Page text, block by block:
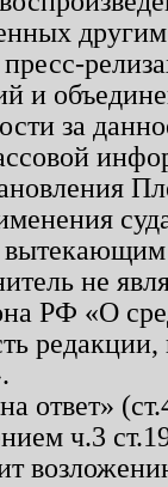
и
за
не
РФ «О
ответ»
ч.3